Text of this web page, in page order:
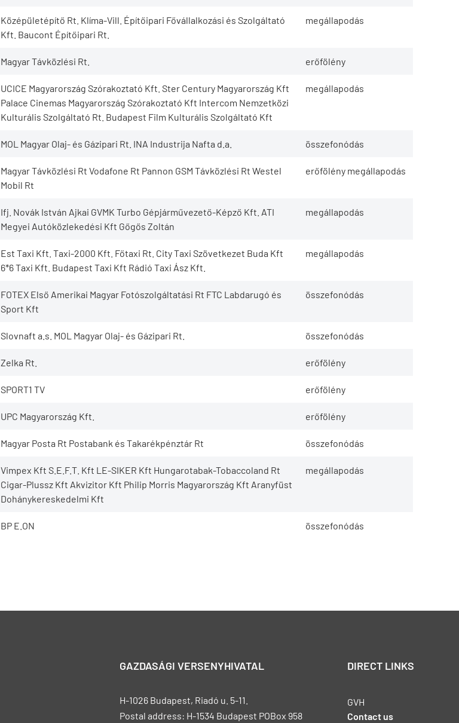
Középületépítő Rt. Klíma-Vill. Építőipari Fővállalkozási és Szolgáltató
Kft. Baucont Építőipari Rt.
megállapodás
Magyar Távközlési Rt. erőfölény
UCICE Magyarország Szórakoztató Kft. Ster Century Magyarország Kft
Palace Cinemas Magyarország Szórakoztató Kft Intercom Nemzetközi
Kulturális Szolgáltató Rt. Budapest Film Kulturális Szolgáltató Kft
megállapodás
MOL Magyar Olaj- és Gázipari Rt. INA Industrija Nafta d.a. összefonódás
Magyar Távközlési Rt Vodafone Rt Pannon GSM Távközlési Rt Westel
Mobil Rt
erőfölény megállapodás
Ifj. Novák István Ajkai GVMK Turbo Gépjárművezető-Képző Kft. ATI
Megyei Autóközlekedési Kft Gőgős Zoltán
megállapodás
Est Taxi Kft. Taxi-2000 Kft. Főtaxi Rt. City Taxi Szövetkezet Buda Kft
6*6 Taxi Kft. Budapest Taxi Kft Rádió Taxi Ász Kft.
megállapodás
FOTEX Első Amerikai Magyar Fotószolgáltatási Rt FTC Labdarugó és
Sport Kft
összefonódás
Slovnaft a.s. MOL Magyar Olaj- és Gázipari Rt. összefonódás
Zelka Rt. erőfölény
SPORT1 TV erőfölény
UPC Magyarország Kft. erőfölény
Magyar Posta Rt Postabank és Takarékpénztár Rt összefonódás
Vimpex Kft S.E.F.T. Kft LE-SIKER Kft Hungarotabak-Tobaccoland Rt
Cigar-Plussz Kft Akvizitor Kft Philip Morris Magyarország Kft Aranyfüst
Dohánykereskedelmi Kft
megállapodás
BP E.ON összefonódás
GAZDASÁGI VERSENYHIVATAL
H-1026 Budapest, Riadó u. 5-11.
Postal address: H-1534 Budapest POBox 958
DIRECT LINKS
GVH
Contact us